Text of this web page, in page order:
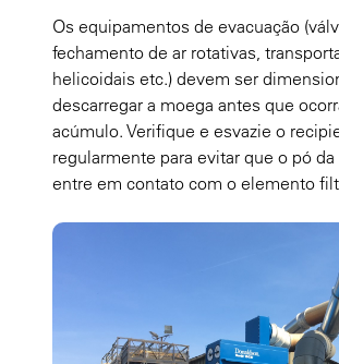
Os equipamentos de evacuação
fechamento de ar rotativas,
helicoidais etc.) devem ser
descarregar a moega antes que
acúmulo. Verifique e esvazie o
regularmente para evitar que o pó
entre em contato com o elemento